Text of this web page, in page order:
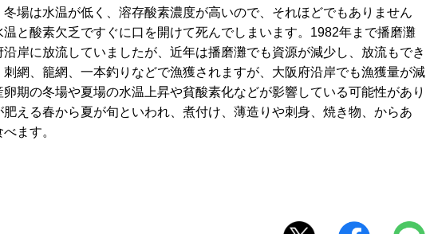
場は水温が低く、溶存酸素濃度が高いので、それほどでもありません
と酸素欠乏ですぐに口を開けて死んでしまいます。1982年まで播磨灘
岸に放流していましたが、近年は播磨灘でも資源が減少し、放流もでき
網、籠網、一本釣りなどで漁獲されますが、大阪府沿岸でも漁獲量が減
期の冬場や夏場の水温上昇や貧酸素化などが影響している可能性があり
える春から夏が旬といわれ、煮付け、薄造りや刺身、焼き物、からあ
ます。